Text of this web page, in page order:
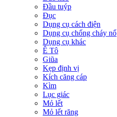
Đầu tuýp
Đục
Dụng cụ cách điện
Dụng cụ chống cháy nổ
Dụng cụ khác
Ê Tô
Giũa
Kẹp định vị
Kích căng cáp
Kìm
Lục giác
Mỏ lết
Mỏ lết răng